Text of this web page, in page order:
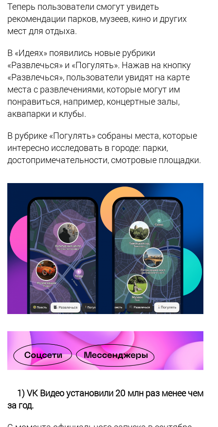
Теперь пользователи смогут увидеть
рекомендации парков, музеев, кино и других
мест для отдыха.
В «Идеях» появились новые рубрики
«Развлечься» и «Погулять». Нажав на кнопку
«Развлечься», пользователи увидят на карте
места с развлечениями, которые могут им
понравиться, например, концертные залы,
аквапарки и клубы.
В рубрике «Погулять» собраны места, которые
интересно исследовать в городе: парки,
достопримечательности, смотровые площадки.
1) VK Видео установили 20 млн раз менее чем
за год.